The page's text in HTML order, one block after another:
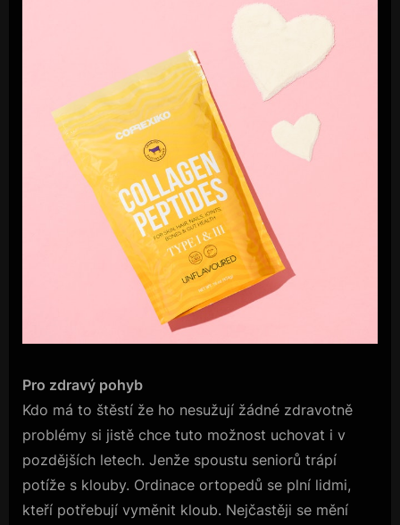
Pro zdravý pohyb
Kdo má to štěstí že ho nesužují žádné zdravotně
problémy si jistě chce tuto možnost uchovat i v
pozdějších letech. Jenže spoustu seniorů trápí
potíže s klouby. Ordinace ortopedů se plní lidmi,
kteří potřebují vyměnit kloub. Nejčastěji se mění